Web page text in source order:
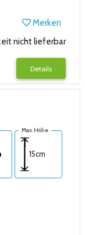
Merken
nicht lieferbar
Details
Max. Höhe
15cm